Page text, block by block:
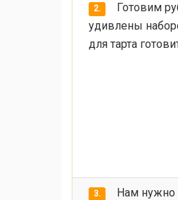
2.
Готовим
удивлены
для тарта
3.
Нам нужно